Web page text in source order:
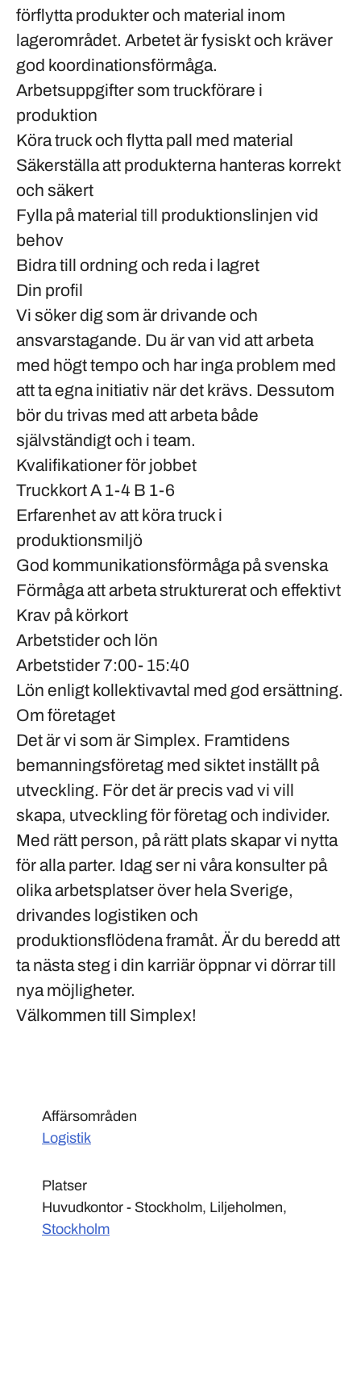
förflytta produkter och material inom
lagerområdet. Arbetet är fysiskt och kräver
god koordinationsförmåga.
Arbetsuppgifter som truckförare i
produktion
Köra truck och flytta pall med material
Säkerställa att produkterna hanteras korrekt
och säkert
Fylla på material till produktionslinjen vid
behov
Bidra till ordning och reda i lagret
Din profil
Vi söker dig som är drivande och
ansvarstagande. Du är van vid att arbeta
med högt tempo och har inga problem med
att ta egna initiativ när det krävs. Dessutom
bör du trivas med att arbeta både
självständigt och i team.
Kvalifikationer för jobbet
Truckkort A 1-4 B 1-6
Erfarenhet av att köra truck i
produktionsmiljö
God kommunikationsförmåga på svenska
Förmåga att arbeta strukturerat och effektivt
Krav på körkort
Arbetstider och lön
Arbetstider 7:00- 15:40
Lön enligt kollektivavtal med god ersättning.
Om företaget
Det är vi som är Simplex. Framtidens
bemanningsföretag med siktet inställt på
utveckling. För det är precis vad vi vill
skapa, utveckling för företag och individer.
Med rätt person, på rätt plats skapar vi nytta
för alla parter. Idag ser ni våra konsulter på
olika arbetsplatser över hela Sverige,
drivandes logistiken och
produktionsflödena framåt. Är du beredd att
ta nästa steg i din karriär öppnar vi dörrar till
nya möjligheter.
Välkommen till Simplex!
Affärsområden
Logistik
Platser
Huvudkontor - Stockholm, Liljeholmen,
Stockholm